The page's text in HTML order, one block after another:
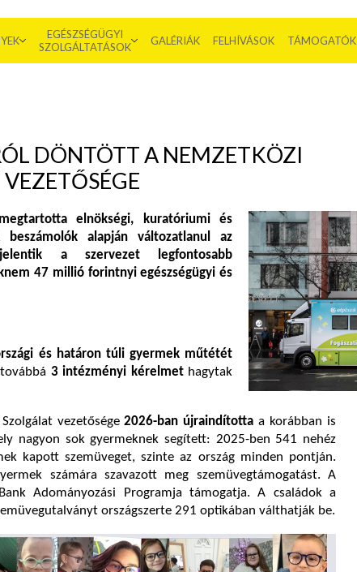
EGÉSZSÉGÜGYI
SZOLGÁLTATÁSOK
GALÉRIÁK FELHÍVÁSOK TÁMOGATÓK
DÖNTÖTT A NEMZETKÖZI
elnökségi, kuratóriumi és
alapján változatlanul az
a szervezet legfontosabb
47 millió forintnyi egészségügyi és
és határon túli gyermek műtétét
3 intézményi kérelmethagytak
vezetősége2026-ban újraindította a korábban is
nagyon sok gyermeknek segített: 2025-ben 541 nehéz
kapott szemüveget, szinte az ország minden pontján.
számára szavazott meg szemüvegtámogatást. A
Adományozási Programja támogatja. A családok a
országszerte 291 optikában válthatják be.